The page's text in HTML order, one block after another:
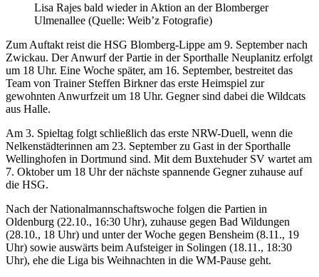
Lisa Rajes bald wieder in Aktion an der Blomberger
Ulmenallee (Quelle: Weib’z Fotografie)
Zum Auftakt reist die HSG Blomberg-Lippe am 9. September nach
Zwickau. Der Anwurf der Partie in der Sporthalle Neuplanitz erfolgt
um 18 Uhr. Eine Woche später, am 16. September, bestreitet das
Team von Trainer Steffen Birkner das erste Heimspiel zur
gewohnten Anwurfzeit um 18 Uhr. Gegner sind dabei die Wildcats
aus Halle.
Am 3. Spieltag folgt schließlich das erste NRW-Duell, wenn die
Nelkenstädterinnen am 23. September zu Gast in der Sporthalle
Wellinghofen in Dortmund sind. Mit dem Buxtehuder SV wartet am
7. Oktober um 18 Uhr der nächste spannende Gegner zuhause auf
die HSG.
Nach der Nationalmannschaftswoche folgen die Partien in
Oldenburg (22.10., 16:30 Uhr), zuhause gegen Bad Wildungen
(28.10., 18 Uhr) und unter der Woche gegen Bensheim (8.11., 19
Uhr) sowie auswärts beim Aufsteiger in Solingen (18.11., 18:30
Uhr), ehe die Liga bis Weihnachten in die WM-Pause geht.